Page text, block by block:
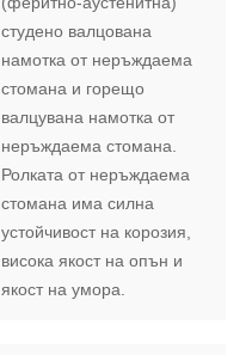
студено валцована
намотка от неръждаема
стомана и горещо
валцувана намотка от
неръждаема стомана.
Ролката от неръждаема
стомана има силна
устойчивост на корозия,
висока якост на опън и
якост на умора.